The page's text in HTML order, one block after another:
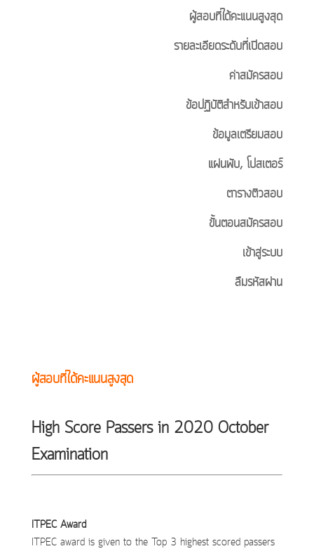
ผู้สอบที่ได้คะแนนสูงสุด
รายละเอียดระดับที่เปิดสอบ
ค่าสมัครสอบ
ข้อปฏิบัติสำหรับเข้าสอบ
ข้อมูลเตรียมสอบ
แผ่นพับ, โปสเตอร์
ตารางติวสอบ
ขั้นตอนสมัครสอบ
เข้าสู่ระบบ
ลืมรหัสผ่าน
ผู้สอบที่ได้คะแนนสูงสุด
High Score Passers in 2020 October
Examination
ITPEC Award
ITPEC award is given to the Top 3 highest scored passers